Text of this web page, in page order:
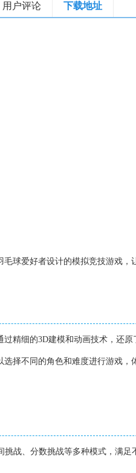
用户评论 下载地址
球爱好者设计的模拟竞技游戏，
精细的3D建模和动画技术，还
择不同的角色和难度进行游戏，
战、分数挑战等多种模式，满足